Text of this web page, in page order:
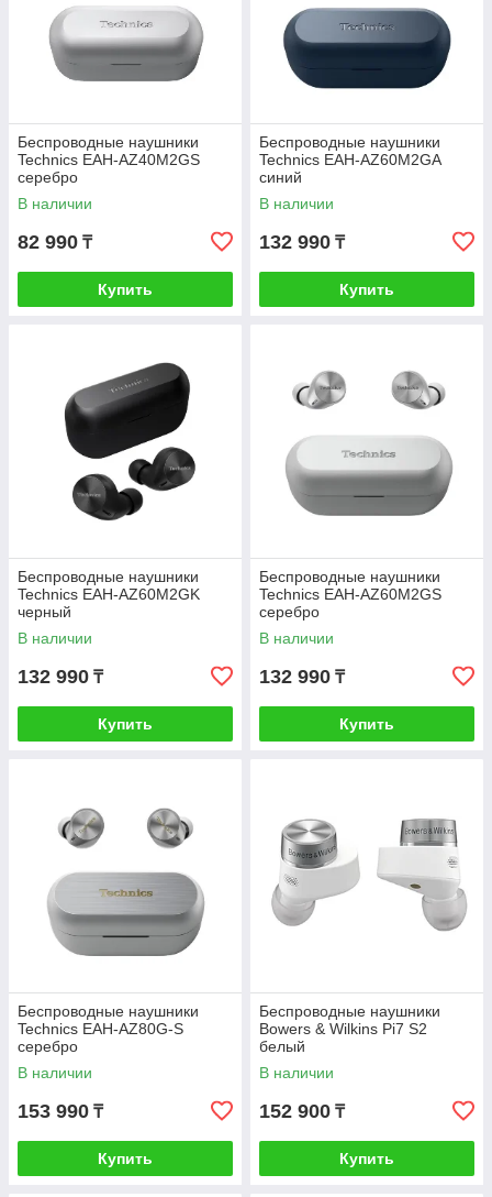
Беспроводные наушники
Technics EAH-AZ40M2GS
серебро
В наличии
82 990 ₸
Купить
Беспроводные наушники
Technics EAH-AZ60M2GA
синий
В наличии
132 990 ₸
Купить
Беспроводные наушники
Technics EAH-AZ60M2GK
черный
В наличии
132 990 ₸
Купить
Беспроводные наушники
Technics EAH-AZ60M2GS
серебро
В наличии
132 990 ₸
Купить
Беспроводные наушники
Technics EAH-AZ80G-S
серебро
В наличии
153 990 ₸
Купить
Беспроводные наушники
Bowers & Wilkins Pi7 S2
белый
В наличии
152 900 ₸
Купить